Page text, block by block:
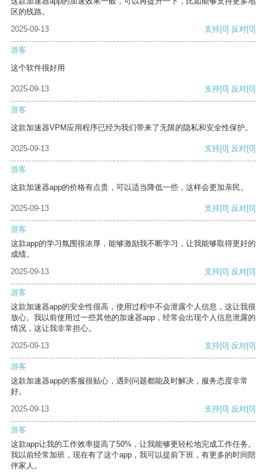
区的线路。
2025-09-13
支持[0] 反对[0]
游客
这个软件很好用
2025-09-13 支持[0] 反对[0]
游客
这款加速器VPM应用程序已经为我们带来了无限的隐私和安全性保护。
2025-09-13 支持[0] 反对[0]
游客
这款加速器app的价格有点贵，可以适当降低一些，这样会更加亲民。
2025-09-13 支持[0] 反对[0]
游客
这款app的学习氛围很浓厚，能够激励我不断学习，让我能够取得更好的
成绩。
2025-09-13
支持[0] 反对[0]
游客
这款加速器app的安全性很高，使用过程中不会泄露个人信息，这让我很
放心。我以前使用过一些其他的加速器app，经常会出现个人信息泄露的
情况，这让我非常担心。
2025-09-13
支持[0] 反对[0]
游客
这款加速器app的客服很贴心，遇到问题都能及时解决，服务态度非常
好。
2025-09-13
支持[0] 反对[0]
游客
这款app让我的工作效率提高了50%，让我能够更轻松地完成工作任务。
我以前经常加班，现在有了这个app，我可以提前下班，有更多的时间陪
伴家人。